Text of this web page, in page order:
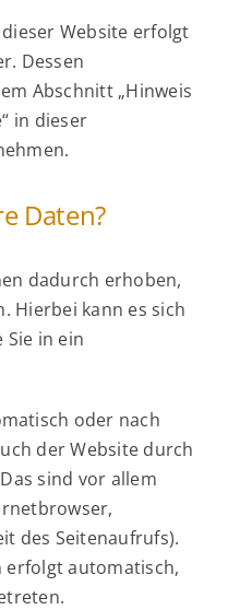
Website erfolgt
Dessen
Abschnitt „Hinweis
in dieser
Daten?
dadurch erhoben,
Hierbei kann es sich
Sie in ein
oder nach
der Website durch
sind vor allem
des Seitenaufrufs).
erfolgt automatisch,